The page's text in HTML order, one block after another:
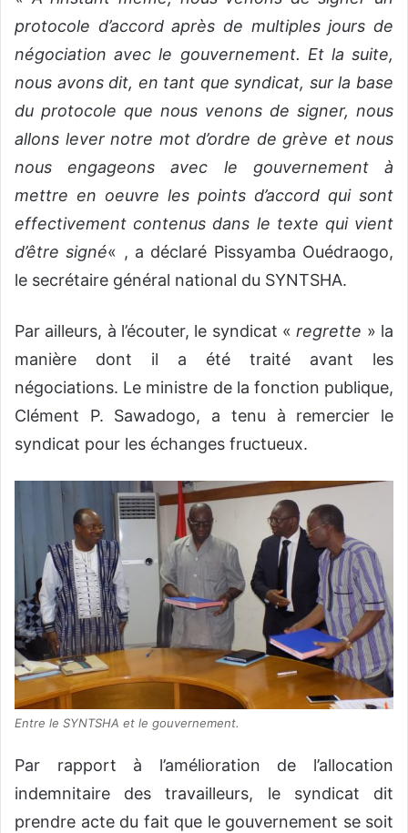
protocole d’accord après de multiples jours de
négociation avec le gouvernement. Et la suite,
nous avons dit, en tant que syndicat, sur la base
du protocole que nous venons de signer, nous
allons lever notre mot d’ordre de grève et nous
nous engageons avec le gouvernement à
mettre en oeuvre les points d’accord qui sont
effectivement contenus dans le texte qui vient
d’être signé« , a déclaré Pissyamba Ouédraogo,
le secrétaire général national du SYNTSHA.
Par ailleurs, à l’écouter, le syndicat «regrette » la
manière dont il a été traité avant les
négociations. Le ministre de la fonction publique,
Clément P. Sawadogo, a tenu à remercier le
syndicat pour les échanges fructueux.
Entre le SYNTSHA et le gouvernement.
Par rapport à l’amélioration de l’allocation
indemnitaire des travailleurs, le syndicat dit
prendre acte du fait que le gouvernement se soit